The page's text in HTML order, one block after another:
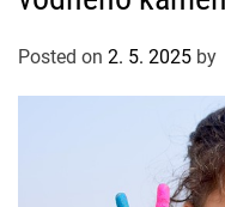
o
Posted on 2. 5. 2025 by